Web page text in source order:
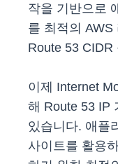
작을 기반으로
를 최적의 AWS
Route 53 CIDR
이제 Internet
해 Route 53 IP
있습니다. 애플
사이트를 활용